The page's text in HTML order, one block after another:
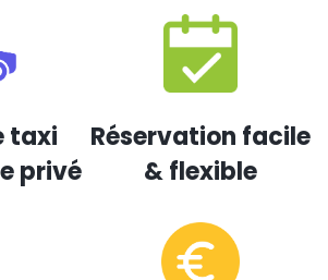
taxi
privé
Réservation facile
& flexible